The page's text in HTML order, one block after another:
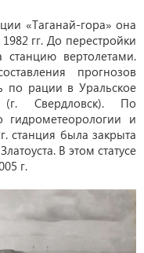
«Таганай-гора» она
гг. До перестройки
станцию вертолетами.
прогнозов
по рации в Уральское
(г. Свердловск). По
и
станция была закрыта
В этом статусе
г.